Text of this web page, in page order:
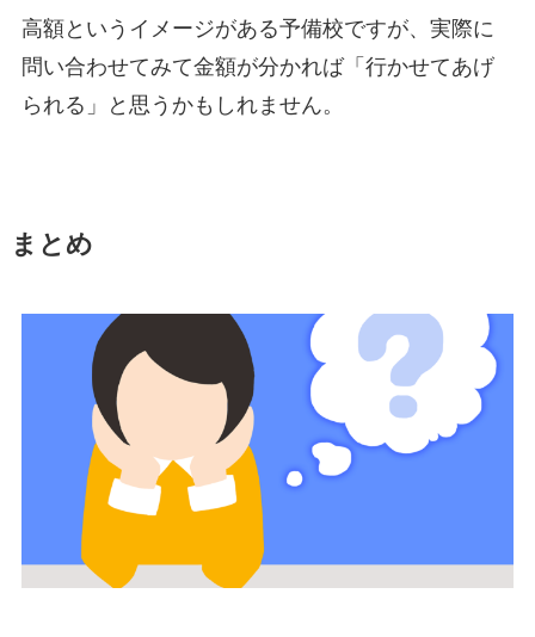
高額というイメージがある予備校ですが、実際に
問い合わせてみて金額が分かれば「行かせてあげ
られる」と思うかもしれません。
まとめ